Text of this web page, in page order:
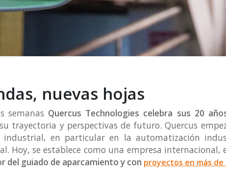
nuevas hojas
semanas Quercus Technologies celebra sus 20
trayectoria y perspectivas de futuro. Quercus
industrial, en particular en la automatización
Hoy, se establece como una empresa internacional,
del guiado de aparcamiento y con proyectos en más de